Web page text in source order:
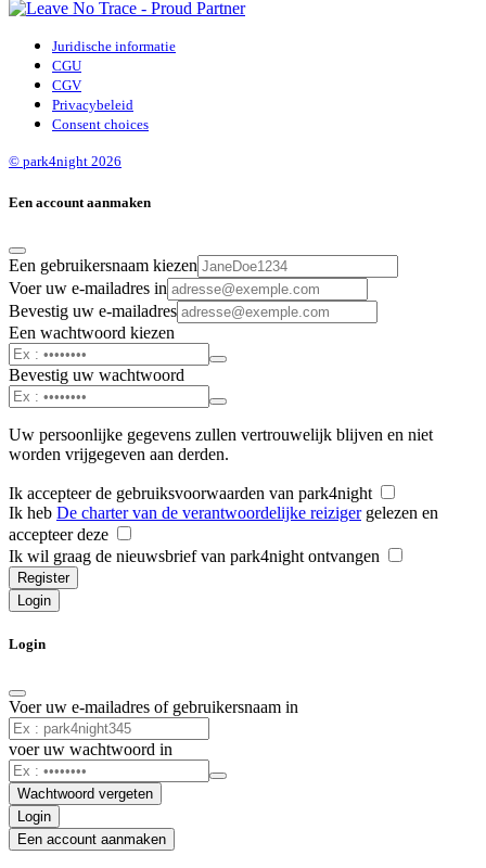
Juridische informatie
CGU
CGV
Privacybeleid
Consent choices
© park4night 2026
Een account aanmaken
Een gebruikersnaam kiezen
Voer uw e-mailadres in
Bevestig uw e-mailadres
Een wachtwoord kiezen
Bevestig uw wachtwoord
Uw persoonlijke gegevens zullen vertrouwelijk blijven en niet
worden vrijgegeven aan derden.
Ik accepteer de gebruiksvoorwaarden van park4night
Ik heb De charter van de verantwoordelijke reizigergelezen en
accepteer deze
Ik wil graag de nieuwsbrief van park4night ontvangen
Register
Login
Login
Voer uw e-mailadres of gebruikersnaam in
voer uw wachtwoord in
Wachtwoord vergeten
Login
Een account aanmaken